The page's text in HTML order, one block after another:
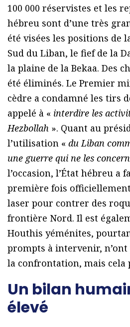
100 000 réservistes et les
hébreu sont d’une très
été visées les positions de
Sud du Liban, le fief de la
la plaine de la Bekaa. Des
été éliminés. Le Premier
cèdre a condamné les tirs
appelé à « interdire les
Hezbollah ». Quant au
l’utilisation « du Liban
une guerre qui ne les
l’occasion, l’État hébreu a
première fois
laser pour contrer des
frontière Nord. Il est
Houthis yéménites,
prompts à intervenir,
la confrontation, mais cela
Un bilan
élevé